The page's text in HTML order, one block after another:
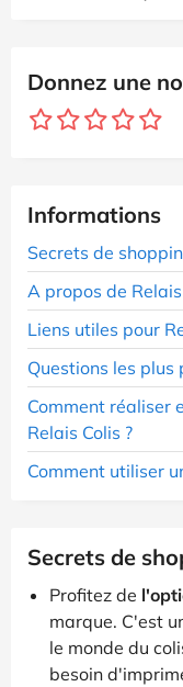
Donnez une
Informations
Secrets de
A propos de
Liens utiles pour
Questions les plus
Comment réaliser
Relais Colis ?
Comment utiliser
Secrets de
Profitez de
marque. C'est
le monde du
besoin